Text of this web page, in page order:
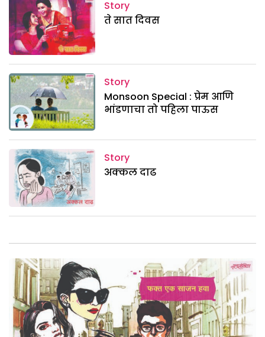
Story
ते सात दिवस
Story
Monsoon Special : प्रेम आणि
भांडणाचा तो पहिला पाऊस
Story
अक्कल दाढ